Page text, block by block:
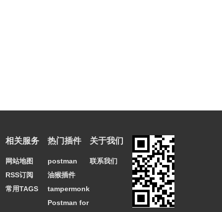
相关服务
网站地图
RSS订阅
常用TAGS
热门插件
postman
油猴插件
tampermonkey
Postman for
关于我们
联系我们